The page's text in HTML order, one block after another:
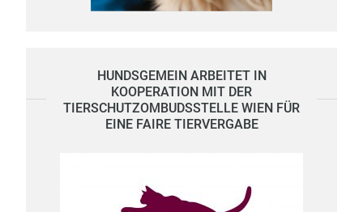
HUNDSGEMEIN ARBEITET IN
KOOPERATION MIT DER
TIERSCHUTZOMBUDSSTELLE WIEN FÜR
EINE FAIRE TIERVERGABE